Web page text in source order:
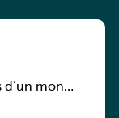
monde